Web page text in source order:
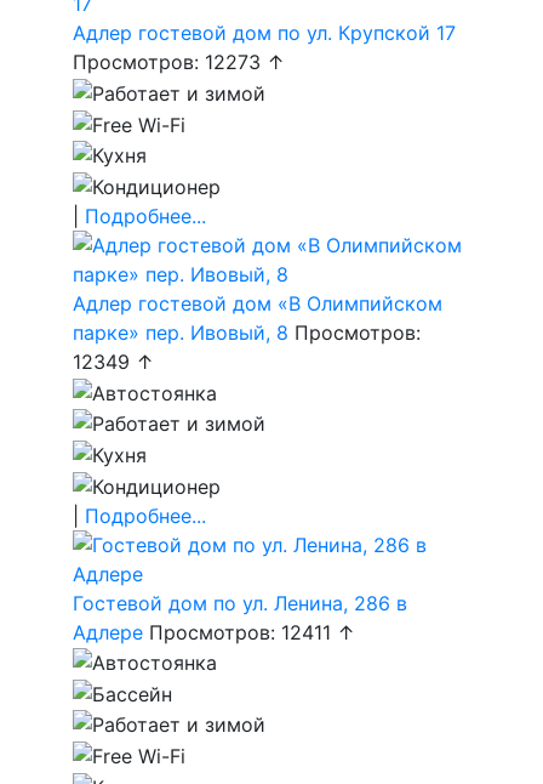
Адлер гостевой дом по ул. Крупской 17
Просмотров: 12273 ↑
Подробнее...
Адлер гостевой дом «В Олимпийском
парке» пер. Ивовый, 8 Просмотров:
12349 ↑
Подробнее...
Гостевой дом по ул. Ленина, 286 в
Адлере Просмотров: 12411 ↑